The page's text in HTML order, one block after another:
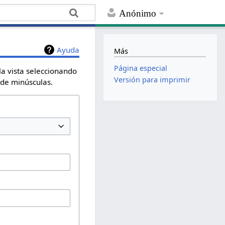
Anónimo
Ayuda
vista seleccionando
minúsculas.
Más
Página especial
Versión para imprimir